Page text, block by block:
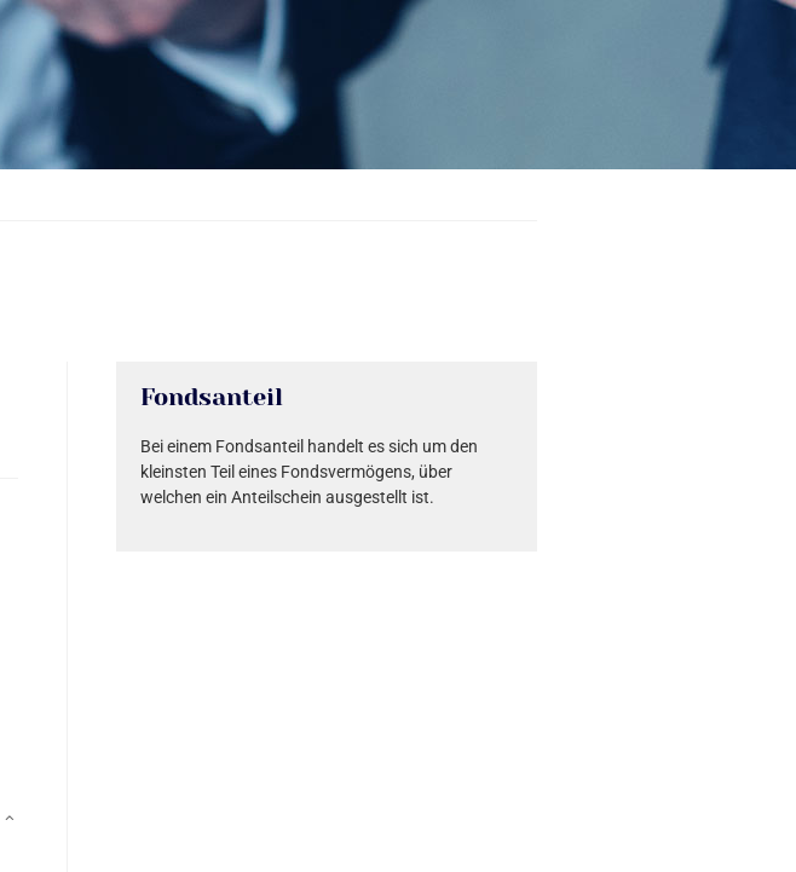
Fondsanteil
Bei einem Fondsanteil handelt es sich um den
kleinsten Teil eines Fondsvermögens, über
welchen ein Anteilschein ausgestellt ist.